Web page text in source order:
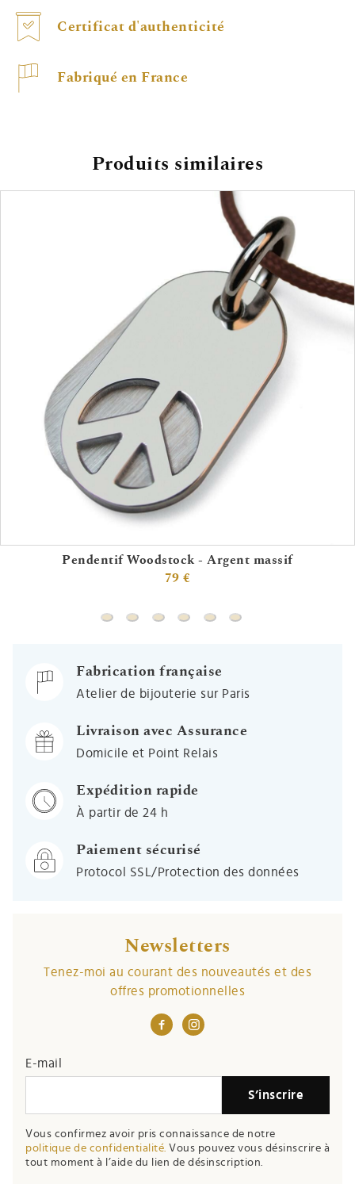
Certificat d'authenticité
Fabriqué en France
Produits similaires
Pendentif Woodstock - Argent massif
79 €
Fabrication française
Atelier de bijouterie sur Paris
Livraison avec Assurance
Domicile et Point Relais
Expédition rapide
À partir de 24 h
Paiement sécurisé
Protocol SSL/Protection des données
Newsletters
Tenez-moi au courant des nouveautés et des
offres promotionnelles
E-mail
S’inscrire
Vous confirmez avoir pris connaissance de notre
politique de confidentialité. Vous pouvez vous désinscrire à
tout moment à l’aide du lien de désinscription.